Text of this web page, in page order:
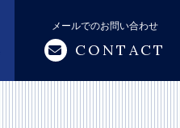
メールでのお問い合わせ
CONTACT
トップページ